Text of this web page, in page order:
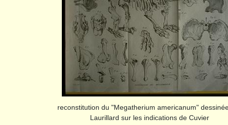
reconstitution du "Megatherium americanum"
Laurillard sur les indications de Cuvier